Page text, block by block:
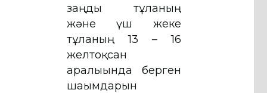
заңды тұлғаның
және үш жеке
тұлғаның 13 – 16
желтоқсан
аралығында берген
шағымдарын